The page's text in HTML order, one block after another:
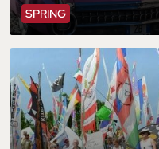
SPRING